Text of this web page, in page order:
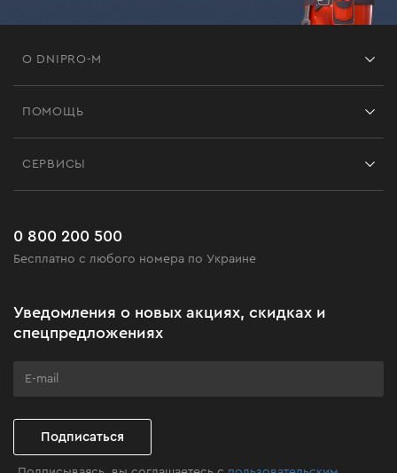
О DNIPRO-M
Черная пятница
Клуб мастерства
ПОМОЩЬ
Часто задаваемые вопросы
СЕРВИСЫ
0 800 200 500
Бесплатно с любого номера по Украине
Уведомления о новых акциях, скидках и
спецпредложениях
Подписаться